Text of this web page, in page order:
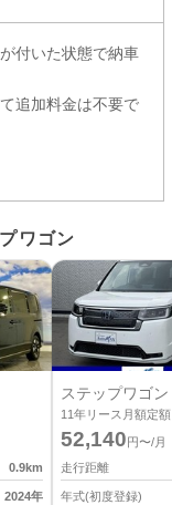
付いた状態で納車
追加料金は不要で
ワゴン
0.9km
2024年
ステップワゴン
11年リース月額定額
52,140 円〜/月
走行距離
年式(初度登録)